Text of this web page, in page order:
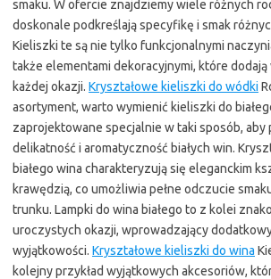
smaku. W ofercie znajdziemy wiele różnych
doskonale podkreślają specyfikę i smak
Kieliszki te są nie tylko funkcjonalnymi
także elementami dekoracyjnymi, które
każdej okazji. Kryształowe kieliszki do wódki
asortyment, warto wymienić kieliszki do
zaprojektowane specjalnie w taki sposób, aby
delikatność i aromatyczność białych win.
białego wina charakteryzują się eleganckim
krawędzią, co umożliwia pełne odczucie
trunku. Lampki do wina białego to z kolei
uroczystych okazji, wprowadzający
wyjątkowości. Kryształowe kieliszki do wina
kolejny przykład wyjątkowych akcesoriów,